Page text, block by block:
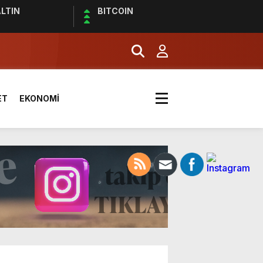
BITCOIN
toplumun olmazsa olmaz
EKONOMİ